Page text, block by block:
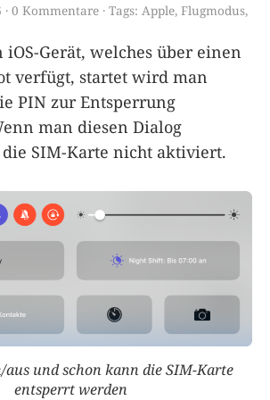
0 Kommentare Tags: Apple, Flugmodus,
Gerät, welches über einen
verfügt, startet wird man
PIN zur Entsperrung
man diesen Dialog
SIM-Karte nicht aktiviert.
aus und schon kann die SIM-Karte
entsperrt werden